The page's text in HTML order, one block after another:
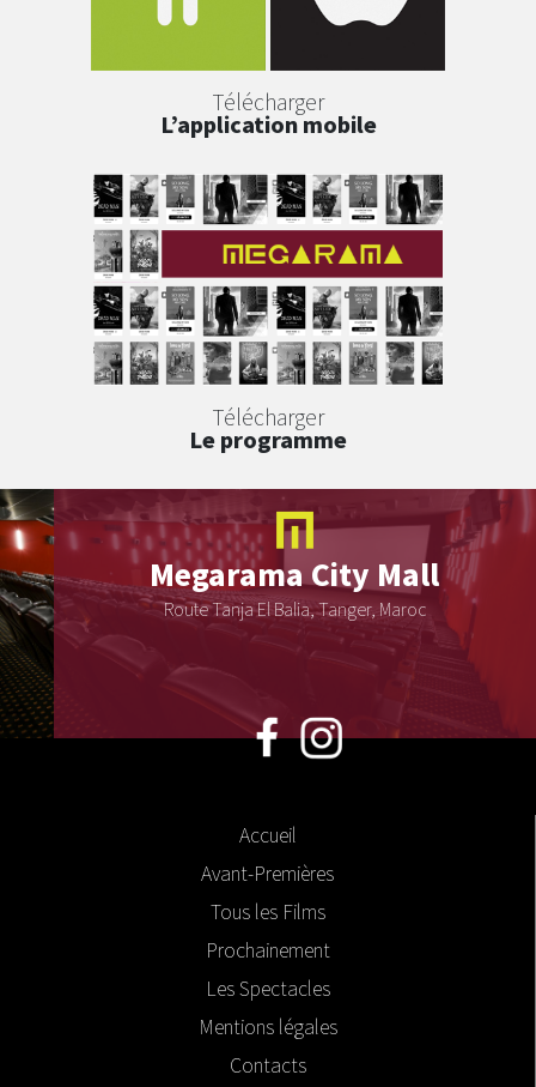
Télécharger
L’application mobile
Télécharger
Le programme
MegaramaCity Mall
Route Tanja El Balia, Tanger, Maroc
Accueil
Avant-Premières
Tous les Films
Prochainement
Les Spectacles
Mentions légales
Contacts